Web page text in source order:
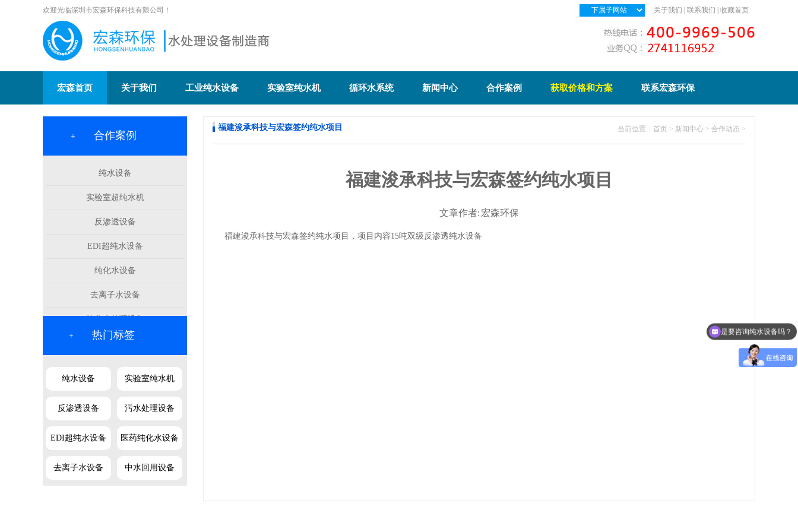
欢迎光临深圳市宏森环保科技有限公司！ 关于我们 联系我们 收藏首页
宏森首页 关于我们 工业纯水设备 实验室纯水机 循环水系统 新闻中心 合作案例 获取价格和方案 联系宏森环保
+ 合作案例
纯水设备
实验室超纯水机
反渗透设备
EDI超纯水设备
纯化水设备
去离子水设备
+
热门标签
纯水设备 实验室纯水机
反渗透设备 污水处理设备
EDI超纯水设备 医药纯化水设备
去离子水设备 中水回用设备
福建浚承科技与宏森签约纯水项目 当前位置： 首页 > 新闻中心 > 合作动态 >
福建浚承科技与宏森签约纯水项目
文章作者: 宏森环保
福建浚承科技与宏森签约纯水项目，项目内容15吨双级反渗透纯水设备
是要咨询纯水设备吗？